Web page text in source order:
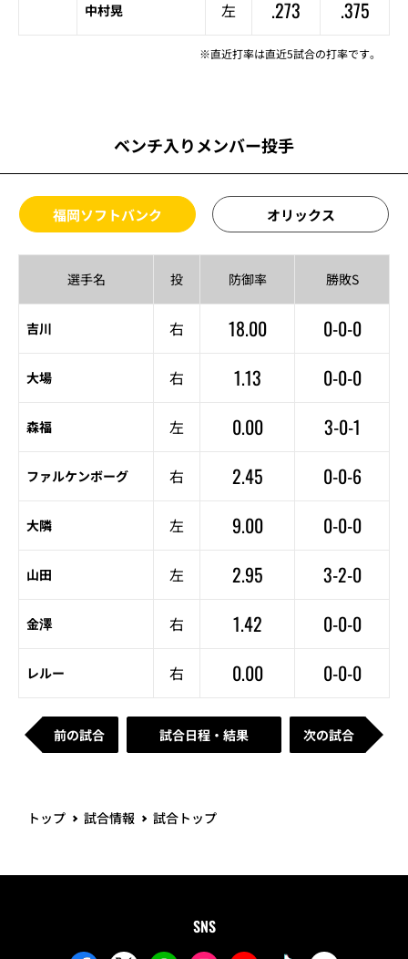
中村晃 左 .273 .375
※直近打率は直近5試合の打率です。
ベンチ入りメンバー投手
福岡ソフトバンク オリックス
選手名 投 防御率 勝敗S
吉川 右 18.00 0-0-0
大場 右 1.13 0-0-0
森福 左 0.00 3-0-1
ファルケンボーグ 右 2.45 0-0-6
大隣 左 9.00 0-0-0
山田 左 2.95 3-2-0
金澤 右 1.42 0-0-0
レルー 右 0.00 0-0-0
前の試合 試合日程・結果 次の試合
トップ 試合情報 試合トップ
SNS